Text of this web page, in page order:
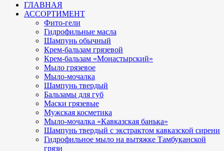
ГЛАВНАЯ
АССОРТИМЕНТ
Фито-гели
Гидрофильные масла
Шампунь обычный
Крем-бальзам грязевой
Крем-бальзам «Монастырский»
Мыло грязевое
Мыло-мочалка
Шампунь твердый
Бальзамы для губ
Маски грязевые
Мужская косметика
Мыло-мочалка «Кавказская банька»
Шампунь твердый с экстрактом кавказской сирени
Гидрофильное мыло на вытяжке Тамбуканской
грязи